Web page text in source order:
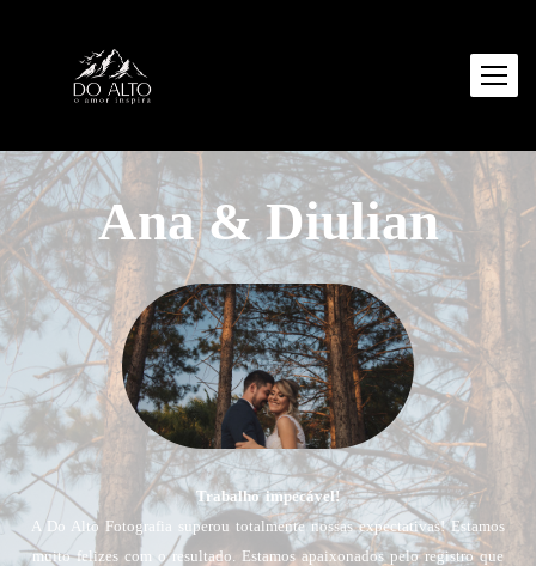
Ana & Diulian
Trabalho impecável!
A Do Alto Fotografia superou totalmente nossas expectativas! Estamos
muito felizes com o resultado. Estamos apaixonados pelo registro que